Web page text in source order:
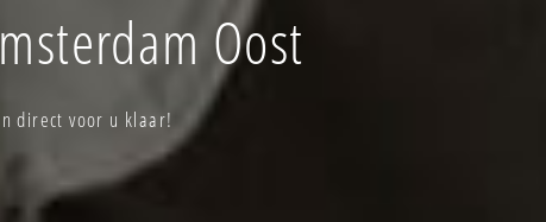
Oost
direct voor u klaar!